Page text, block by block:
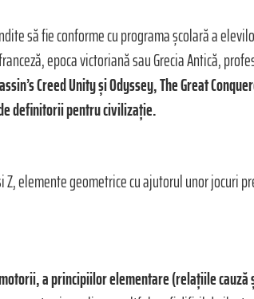
să fie conforme cu programa școlară a
epoca victoriană sau Grecia Antică,
Creed Unityși Odyssey, The Great
definitorii pentru civilizație.
elemente geometrice cu ajutorul unor jocuri
a principiilor elementare (relațiile cauză